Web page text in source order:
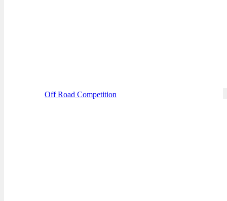
Off Road Competition